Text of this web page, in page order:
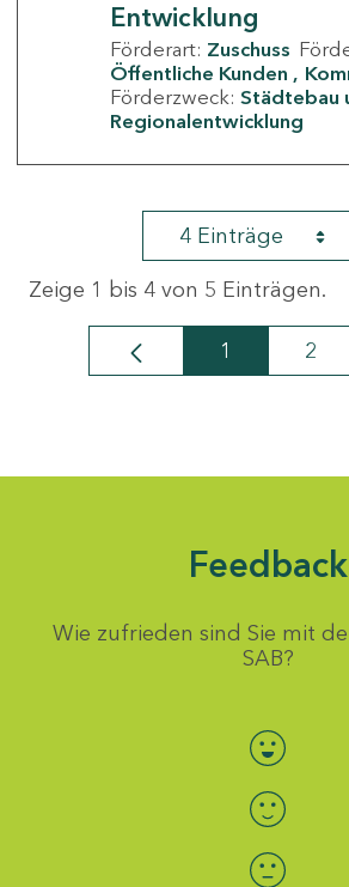
Entwicklung
Förderart: Zuschuss
Öffentliche Kunden
Förderzweck: Städtebau
Regionalentwicklung
4 Einträge
Zeige 1 bis 4 von 5 Einträgen.
Seite
1 Seite
2
Feedback
Wie zufrieden sind Sie mit
SAB?
Bewertung